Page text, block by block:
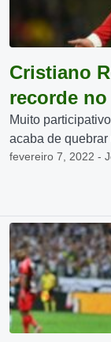
Cristiano
recorde
Muito
acaba de quebrar
fevereiro 7, 2022 -